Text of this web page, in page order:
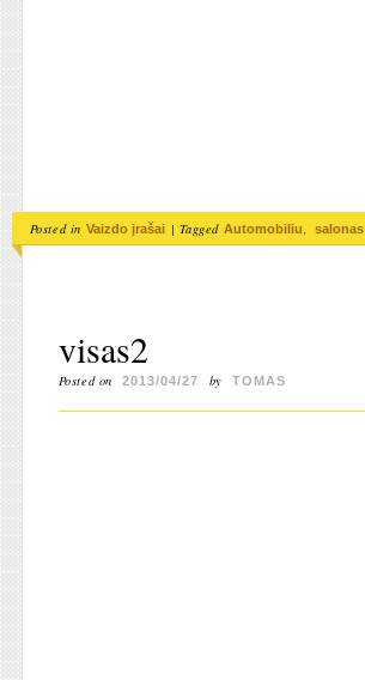
Posted in Vaizdo įrašai | Tagged Automobiliu salonas
visas2
Posted on 2013/04/27 by TOMAS